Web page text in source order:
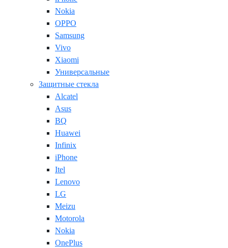
Nokia
OPPO
Samsung
Vivo
Xiaomi
Универсальные
Защитные стекла
Alcatel
Asus
BQ
Huawei
Infinix
iPhone
Itel
Lenovo
LG
Meizu
Motorola
Nokia
OnePlus